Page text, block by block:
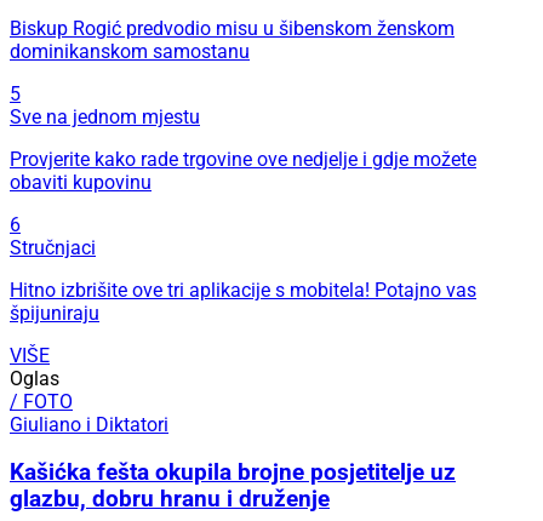
Biskup Rogić predvodio misu u šibenskom ženskom
dominikanskom samostanu
5
Sve na jednom mjestu
Provjerite kako rade trgovine ove nedjelje i gdje možete
obaviti kupovinu
6
Stručnjaci
Hitno izbrišite ove tri aplikacije s mobitela! Potajno vas
špijuniraju
VIŠE
Oglas
/ FOTO
Giuliano i Diktatori
Kašićka fešta okupila brojne posjetitelje uz
glazbu, dobru hranu i druženje